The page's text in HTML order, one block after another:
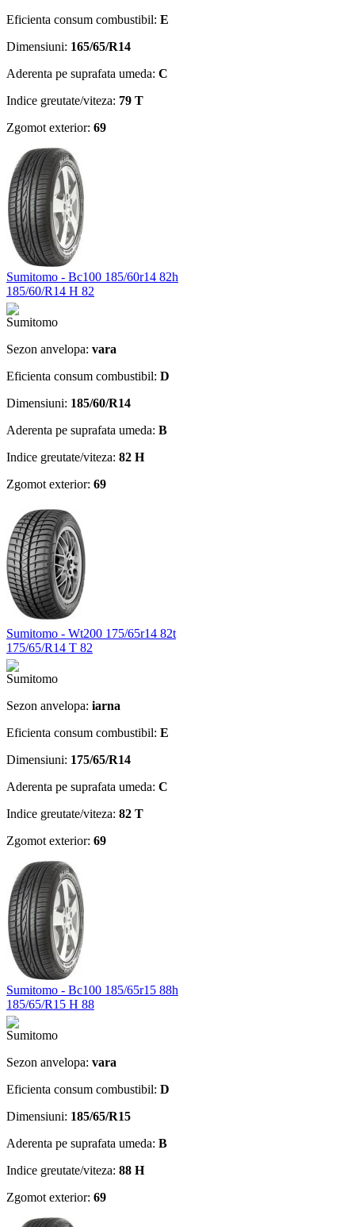
Eficienta consum combustibil: E
Dimensiuni: 165/65/R14
Aderenta pe suprafata umeda: C
Indice greutate/viteza: 79 T
Zgomot exterior: 69
Sumitomo - Bc100 185/60r14 82h
185/60/R14 H 82
Sezon anvelopa: vara
Eficienta consum combustibil: D
Dimensiuni: 185/60/R14
Aderenta pe suprafata umeda: B
Indice greutate/viteza: 82 H
Zgomot exterior: 69
Sumitomo - Wt200 175/65r14 82t
175/65/R14 T 82
Sezon anvelopa: iarna
Eficienta consum combustibil: E
Dimensiuni: 175/65/R14
Aderenta pe suprafata umeda: C
Indice greutate/viteza: 82 T
Zgomot exterior: 69
Sumitomo - Bc100 185/65r15 88h
185/65/R15 H 88
Sezon anvelopa: vara
Eficienta consum combustibil: D
Dimensiuni: 185/65/R15
Aderenta pe suprafata umeda: B
Indice greutate/viteza: 88 H
Zgomot exterior: 69